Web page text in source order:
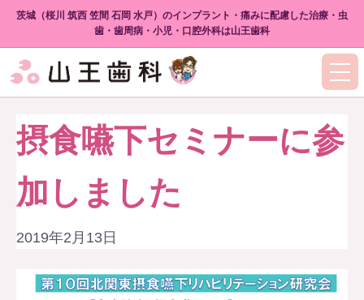
茨城（桜川 筑西 笠間 石岡 水戸）のインプラント・痛みに配慮した治療・虫
歯・歯周病・小児・口腔外科は山王歯科
摂食嚥下セミナーに参
加しました
2019年2月13日